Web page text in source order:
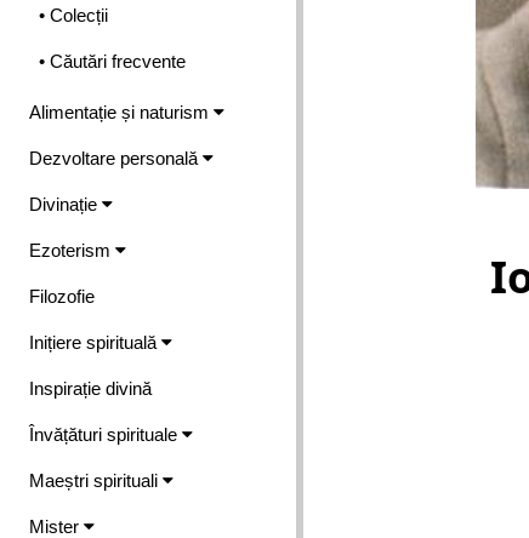
• Colecții
• Căutări frecvente
Alimentație și naturism
Dezvoltare personală
Divinație
Ezoterism
Filozofie
Inițiere spirituală
Inspirație divină
Învățături spirituale
Maeștri spirituali
Mister